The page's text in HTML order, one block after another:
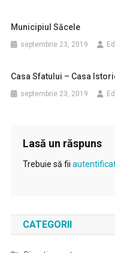
Municipiul Săcele
septembrie 23, 2019
Casa Sfatului – Casa
septembrie 23, 2019
Lasă un răspuns
Trebuie să fii
CATEGORII